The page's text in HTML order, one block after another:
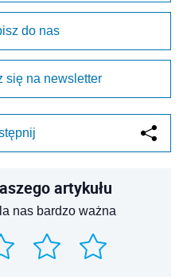
do nas
się na newsletter
artykułu
nas bardzo ważna